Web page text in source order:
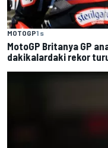
MOTOGP1 s
MotoGP Britanya GP
dakikalardaki rekor